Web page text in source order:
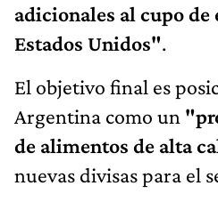
adicionales al cupo
Estados Unidos".
El objetivo final es
Argentina como un
de alimentos de alta
nuevas divisas para el